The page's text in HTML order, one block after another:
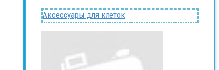
Аксессуары для клеток